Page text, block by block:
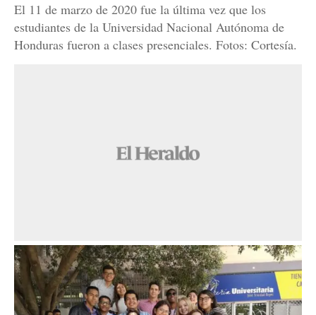
El 11 de marzo de 2020 fue la última vez que los
estudiantes de la Universidad Nacional Autónoma de
Honduras fueron a clases presenciales. Fotos: Cortesía.